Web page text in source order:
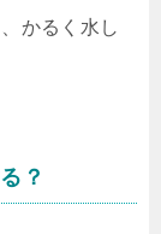
かるく水し
？